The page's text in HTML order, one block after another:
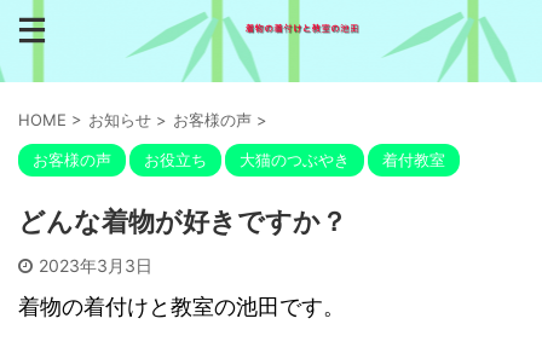
HOME > お知らせ > お客様の声 >
お客様の声 お役立ち 大猫のつぶやき 着付教室
どんな着物が好きですか？
2023年3月3日
着物の着付けと教室の池田です。